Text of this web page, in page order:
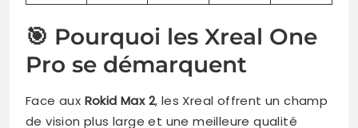
🎯 Pourquoi les Xreal One
Pro se démarquent
Face aux Rokid Max 2, les Xreal offrent un champ
de vision plus large et une meilleure qualité